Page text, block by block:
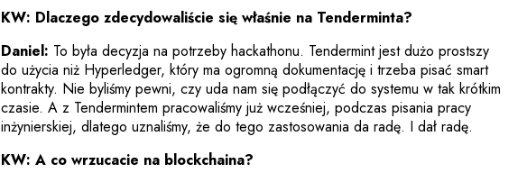
KW: Dlaczego zdecydowaliście się właśnie na Tenderminta?
Daniel: To była decyzja na potrzeby hackathonu. Tendermint jest dużo prostszy
do użycia niż Hyperledger, który ma ogromną dokumentację i trzeba pisać smart
kontrakty. Nie byliśmy pewni, czy uda nam się podłączyć do systemu w tak krótkim
czasie. A z Tendermintem pracowaliśmy już wcześniej, podczas pisania pracy
inżynierskiej, dlatego uznaliśmy, że do tego zastosowania da radę. I dał radę.
KW: A co wrzucacie na blockchaina?